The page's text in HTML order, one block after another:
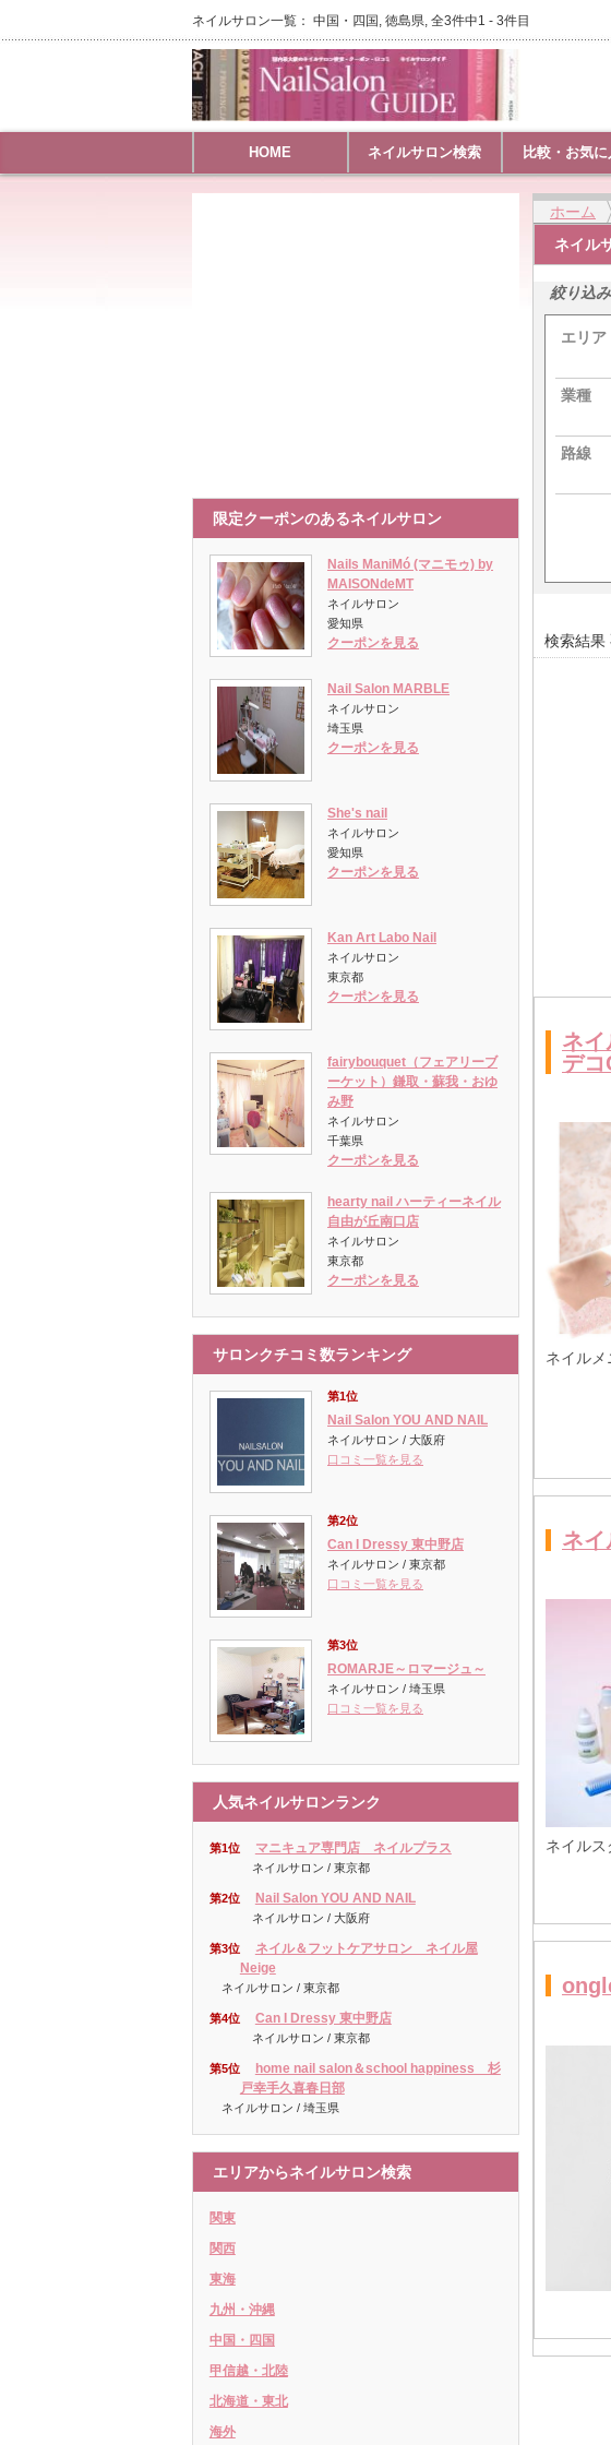
ネイルサロン一覧： 中国・四国, 徳島県, 全3件中1 - 3件目
HOME ネイルサロン検索 比較・お気に
ホーム
ネイル
絞り込
エリア
業種
路線
検索結果
ネ
デ
ネイルメ
ネ
ネイルス
限定クーポンのあるネイルサロン
Nails ManiMó (マニモゥ) by
MAISONdeMT
ネイルサロン
愛知県
クーポンを見る
Nail Salon MARBLE
ネイルサロン
埼玉県
クーポンを見る
She's nail
ネイルサロン
愛知県
クーポンを見る
Kan Art Labo Nail
ネイルサロン
東京都
クーポンを見る
fairybouquet（フェアリーブ
ーケット）鎌取・蘇我・おゆ
み野
ネイルサロン
千葉県
クーポンを見る
hearty nail ハーティーネイル
自由が丘南口店
ネイルサロン
東京都
クーポンを見る
サロンクチコミ数ランキング
第1位
Nail Salon YOU AND NAIL
ネイルサロン / 大阪府
口コミ一覧を見る
第2位
Can I Dressy 東中野店
ネイルサロン / 東京都
口コミ一覧を見る
第3位
ROMARJE～ロマージュ～
ネイルサロン / 埼玉県
口コミ一覧を見る
人気ネイルサロンランク
第1位 マニキュア専門店 ネイルプラス
ネイルサロン / 東京都
第2位 Nail Salon YOU AND NAIL
ネイルサロン / 大阪府
第3位
ネイル＆フットケアサロン ネイル屋
Neige
ネイルサロン / 東京都
第4位 Can I Dressy 東中野店
ネイルサロン / 東京都
第5位
home nail salon＆school happiness 杉
戸幸手久喜春日部
ネイルサロン / 埼玉県
エリアからネイルサロン検索
関東
関西
東海
九州・沖縄
中国・四国
甲信越・北陸
北海道・東北
海外